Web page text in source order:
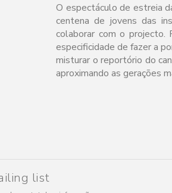
O espectáculo de estreia
centena de jovens das
colaborar com o projecto.
especificidade de fazer a
misturar o reportório do
aproximando as gerações
list